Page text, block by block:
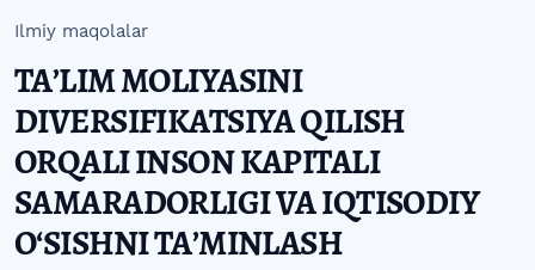
Ilmiy maqolalar
TAʼLIM MOLIYASINI
DIVERSIFIKATSIYA QILISH
ORQALI INSON KAPITALI
SAMARADORLIGI VA IQTISODIY
OʻSISHNI TAʼMINLASH